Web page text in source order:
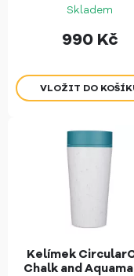
Skladem
990 Kč
Kelímek
Chalk and